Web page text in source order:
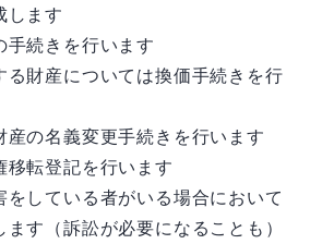
します
手続きを行います
る財産については換価手続きを行
産の名義変更手続きを行います
移転登記を行います
をしている者がいる場合において
す（訴訟が必要になることも）